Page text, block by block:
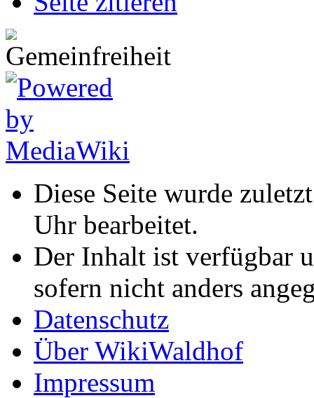
Diese Seite wurde
Uhr bearbeitet.
Der Inhalt ist verfügbar
sofern nicht anders
Datenschutz
Über WikiWaldhof
Impressum